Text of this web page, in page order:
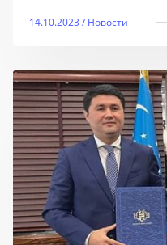
14.10.2023 / Новости